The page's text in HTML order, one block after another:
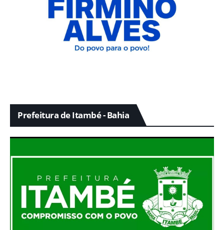
Prefeitura de Itambé - Bahia